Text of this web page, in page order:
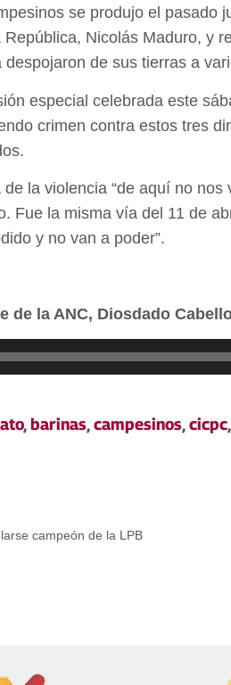
se produjo el pasado
Nicolás Maduro, y
de sus tierras a
especial celebrada este
crimen contra estos tres
la violencia “de aquí no
Fue la misma vía del 11 de
y no van a poder”.
de la ANC, Diosdado
,barinas,campesinos,cicpc,
campeón de la LPB